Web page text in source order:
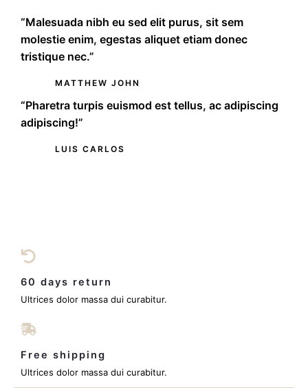
“Malesuada nibh eu sed elit purus, sit sem
molestie enim, egestas aliquet etiam donec
tristique nec.”
MATTHEW JOHN
“Pharetra turpis euismod est tellus, ac adipiscing
adipiscing!”
LUIS CARLOS
60 days return
Ultrices dolor massa dui curabitur.
Free shipping
Ultrices dolor massa dui curabitur.